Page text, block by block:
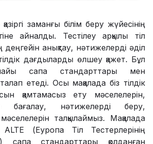
қазіргі заманғы білім беру жүйесінің
айналды. Тестілеу арқылы тіл
деңгейін анықтау, нәтижелерді әділ
дағдыларды өлшеу қажет. Бұл
сапа стандарттары мен
етеді. Осы мақалада біз тілдік
қамтамасыз ету мәселелерін,
бағалау, нәтижелерді беру,
талқылаймыз. Мақалада
ALTE (Еуропа Тіл Тестерлерінің
сапа стандарттары қолданған